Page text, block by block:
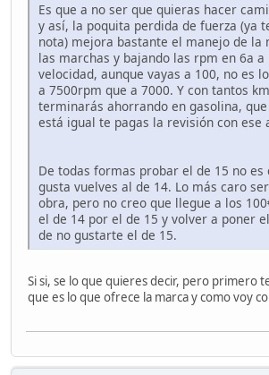
Es que a no ser que quieras hacer
y así, la poquita perdida de fuerza (ya
nota) mejora bastante el manejo de la
las marchas y bajando las rpm en 6a a
velocidad, aunque vayas a 100, no es
a 7500rpm que a 7000. Y con tantos
terminarás ahorrando en gasolina,
está igual te pagas la revisión con ese
De todas formas probar el de 15 no es
gusta vuelves al de 14. Lo más caro
obra, pero no creo que llegue a los
el de 14 por el de 15 y volver a poner
de no gustarte el de 15.
Si si, se lo que quieres decir, pero primero
que es lo que ofrece la marca y como voy